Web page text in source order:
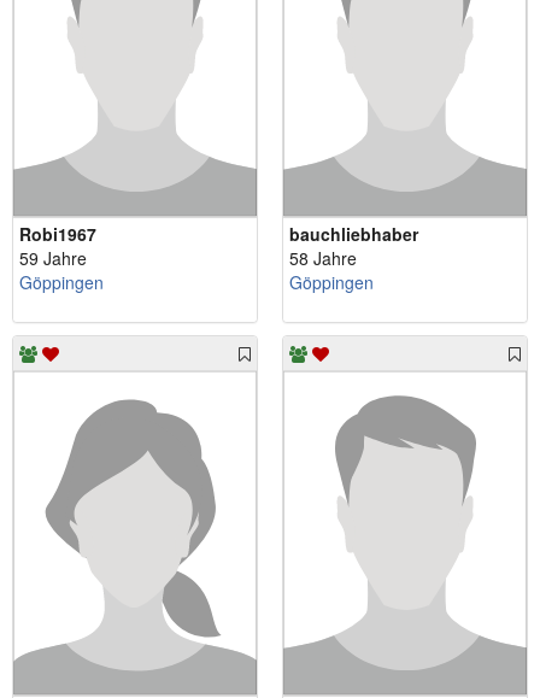
Robi1967
59 Jahre
Göppingen
bauchliebhaber
58 Jahre
Göppingen